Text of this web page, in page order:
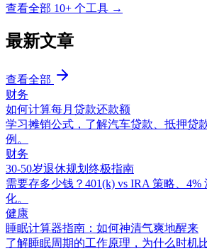
查看全部 10+ 个工具 →
最新文章
查看全部
财务
如何计算每月贷款还款额
学习摊销公式，了解汽车贷款、抵押贷
例。
财务
30-50岁退休规划终极指南
需要存多少钱？401(k) vs IRA 策略、
化。
健康
睡眠计算器指南：如何神清气爽地醒来
了解睡眠周期的工作原理，为什么时机